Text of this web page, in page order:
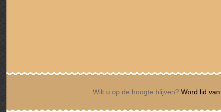
Wilt u op de hoogte blijven? Word lid